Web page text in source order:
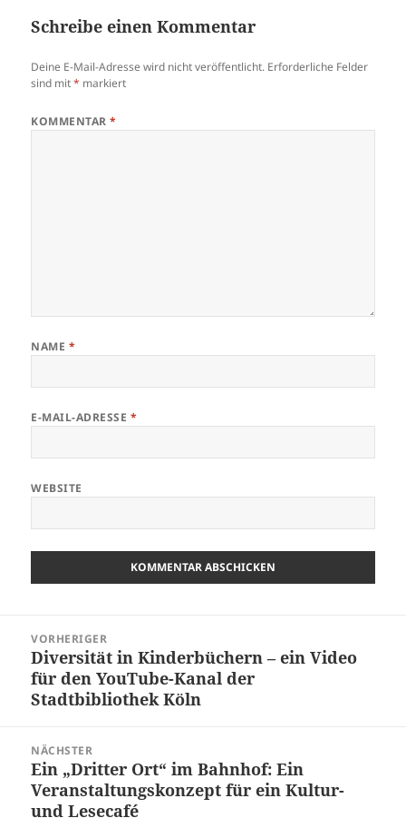
Schreibe einen Kommentar
Deine E-Mail-Adresse wird nicht veröffentlicht. Erforderliche Felder
sind mit* markiert
KOMMENTAR*
NAME *
E-MAIL-ADRESSE *
WEBSITE
VORHERIGER
Vorheriger
Beitrag:
Diversität in Kinderbüchern – ein Video
für den YouTube-Kanal der
Stadtbibliothek Köln
NÄCHSTER
Nächster
Beitrag:
Ein „Dritter Ort“ im Bahnhof: Ein
Veranstaltungskonzept für ein Kultur-
und Lesecafé